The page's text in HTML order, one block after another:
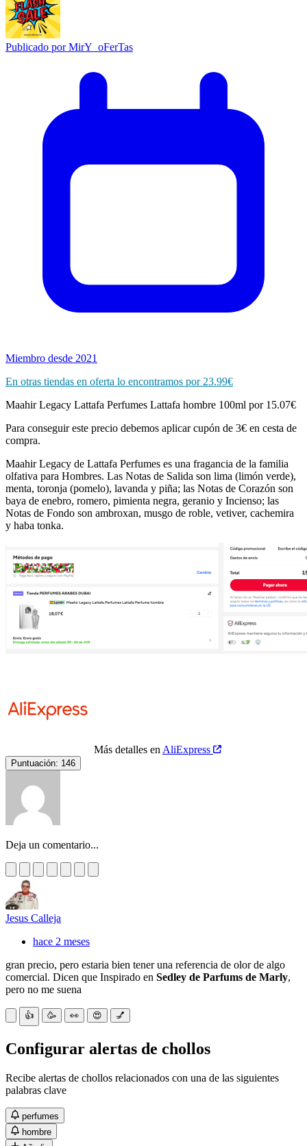
Publicado porMirY_oFerTas
Miembro desde 2021
En otras tiendas en oferta lo encontramos por 23.99€
Maahir Legacy Lattafa Perfumes Lattafa hombre 100ml por 15.07€
Para conseguir este precio debemos aplicar cupón de 3€ en cesta de
compra.
Maahir Legacy de Lattafa Perfumes es una fragancia de la familia
olfativa para Hombres. Las Notas de Salida son lima (limón verde),
menta, toronja (pomelo), lavanda y piña; las Notas de Corazón son
baya de enebro, romero, pimienta negra, geranio y Incienso; las
Notas de Fondo son ambroxan, musgo de roble, vetiver, cachemira
y haba tonka.
Más detalles en AliExpress
Puntuación: 146
Deja un comentario...
Jesus Calleja
hace 2 meses
gran precio, pero estaria bien tener una referencia de olor de algo
comercial. Dicen que Inspirado en Sedley de Parfums de Marly,
pero no me suena
👍 🥳 👀 😍 💅
Configurar alertas de chollos
Recibe alertas de chollos relacionados con una de las siguientes
palabras clave
perfumes
hombre